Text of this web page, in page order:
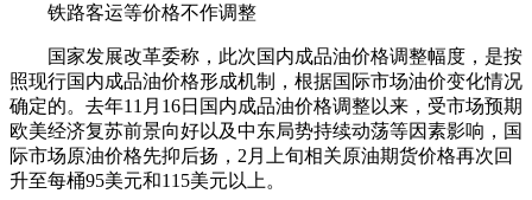
铁路客运等价格不作调整
国家发展改革委称，此次国内成品油价格调整幅度，是按
照现行国内成品油价格形成机制，根据国际市场油价变化情况
确定的。去年11月16日国内成品油价格调整以来，受市场预期
欧美经济复苏前景向好以及中东局势持续动荡等因素影响，国
际市场原油价格先抑后扬，2月上旬相关原油期货价格再次回
升至每桶95美元和115美元以上。